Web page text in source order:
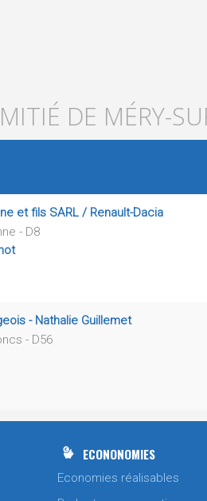
DE MÉRY-
et fils SARL / Renault-Dacia
- D8
- Nathalie Guillemet
- D56
ECONONOMIES
Economies réalisables